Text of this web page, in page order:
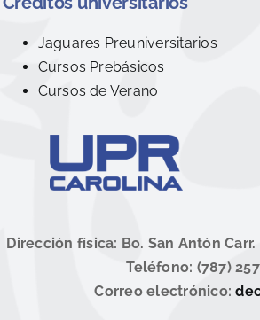
Jaguares Preuniversitarios
Cursos Prebásicos
Cursos de Verano
Dirección física: Bo. San Antón
Teléfono: (787)
Correo electrónico: